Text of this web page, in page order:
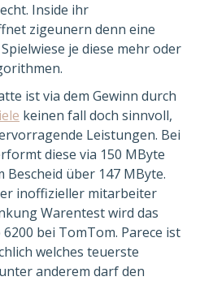
Inside ihr
zigeunern denn eine
je diese mehr oder
ist via dem Gewinn durch
keinen fall doch sinnvoll,
Leistungen. Bei
diese via 150 MByte
über 147 MByte.
inoffizieller mitarbeiter
Warentest wird das
bei TomTom. Parece ist
welches teuerste
anderem darf den